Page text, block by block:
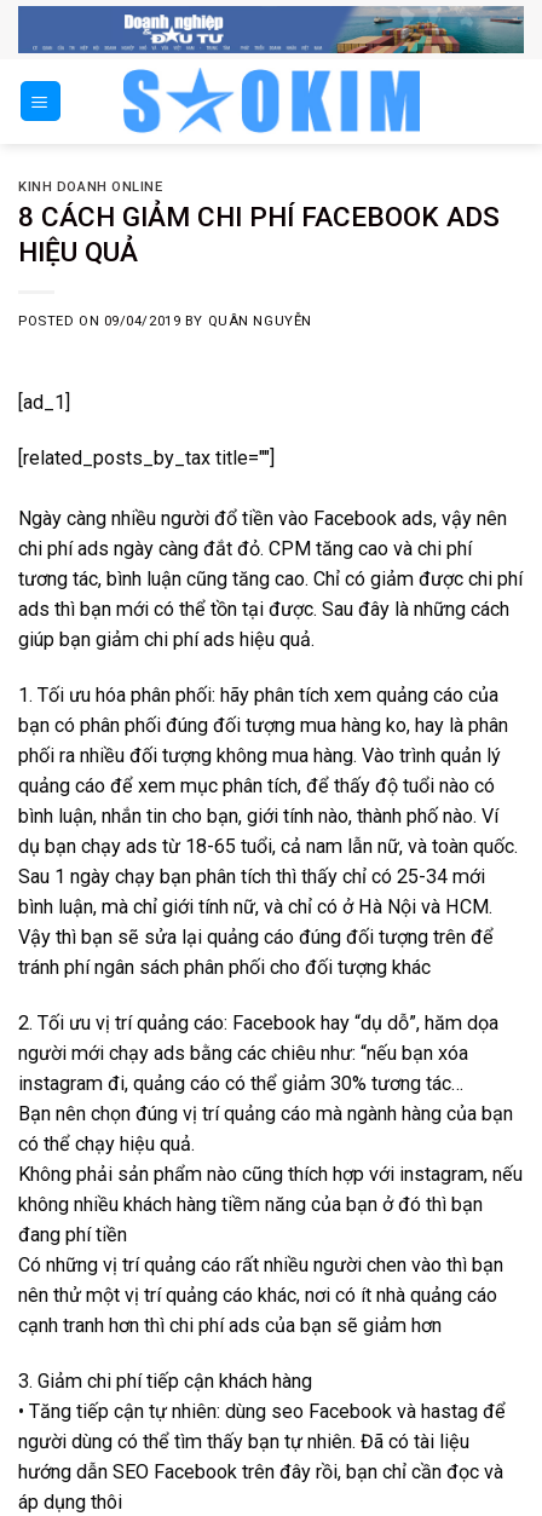
content
KINH DOANH ONLINE
8 CÁCH GIẢM CHI PHÍ FACEBOOK ADS
HIỆU QUẢ
POSTED ON 09/04/2019 BY QUÂN NGUYỄN
[ad_1]
[related_posts_by_tax title=""]
Ngày càng nhiều người đổ tiền vào Facebook ads, vậy nên
chi phí ads ngày càng đắt đỏ. CPM tăng cao và chi phí
tương tác, bình luận cũng tăng cao. Chỉ có giảm được chi phí
ads thì bạn mới có thể tồn tại được. Sau đây là những cách
giúp bạn giảm chi phí ads hiệu quả.
1. Tối ưu hóa phân phối: hãy phân tích xem quảng cáo của
bạn có phân phối đúng đối tượng mua hàng ko, hay là phân
phối ra nhiều đối tượng không mua hàng. Vào trình quản lý
quảng cáo để xem mục phân tích, để thấy độ tuổi nào có
bình luận, nhắn tin cho bạn, giới tính nào, thành phố nào. Ví
dụ bạn chạy ads từ 18-65 tuổi, cả nam lẫn nữ, và toàn quốc.
Sau 1 ngày chạy bạn phân tích thì thấy chỉ có 25-34 mới
bình luận, mà chỉ giới tính nữ, và chỉ có ở Hà Nội và HCM.
Vậy thì bạn sẽ sửa lại quảng cáo đúng đối tượng trên để
tránh phí ngân sách phân phối cho đối tượng khác
2. Tối ưu vị trí quảng cáo: Facebook hay “dụ dỗ”, hăm dọa
người mới chạy ads bằng các chiêu như: “nếu bạn xóa
instagram đi, quảng cáo có thể giảm 30% tương tác…
Bạn nên chọn đúng vị trí quảng cáo mà ngành hàng của bạn
có thể chạy hiệu quả.
Không phải sản phẩm nào cũng thích hợp với instagram, nếu
không nhiều khách hàng tiềm năng của bạn ở đó thì bạn
đang phí tiền
Có những vị trí quảng cáo rất nhiều người chen vào thì bạn
nên thử một vị trí quảng cáo khác, nơi có ít nhà quảng cáo
cạnh tranh hơn thì chi phí ads của bạn sẽ giảm hơn
3. Giảm chi phí tiếp cận khách hàng
• Tăng tiếp cận tự nhiên: dùng seo Facebook và hastag để
người dùng có thể tìm thấy bạn tự nhiên. Đã có tài liệu
hướng dẫn SEO Facebook trên đây rồi, bạn chỉ cần đọc và
áp dụng thôi